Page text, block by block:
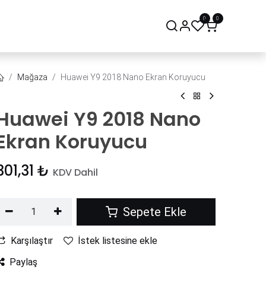
0 0
Mağaza Huawei Y9 2018 Nano Ekran Koruyucu
Y9 2018 Nano
Koruyucu
₺ KDV Dahil
Sepete Ekle
Karşılaştır
İstek listesine ekle
Paylaş